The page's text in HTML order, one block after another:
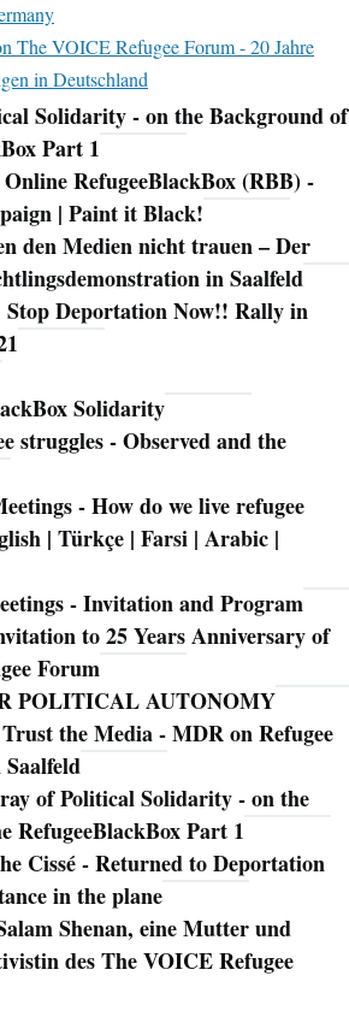
The VOICE Refugee Forum - 20 Jahre
in Deutschland
Solidarity - on the Background of
Part 1
RefugeeBlackBox (RBB) -
| Paint it Black!
den Medien nicht trauen – Der
in Saalfeld
Stop Deportation Now!! Rally in
Solidarity
struggles - Observed and the
- How do we live refugee
| Türkçe | Farsi | Arabic |
- Invitation and Program
to 25 Years Anniversary of
Forum
POLITICAL AUTONOMY
the Media - MDR on Refugee
of Political Solidarity - on the
RefugeeBlackBox Part 1
Cissé - Returned to Deportation
in the plane
Shenan, eine Mutter und
des The VOICE Refugee